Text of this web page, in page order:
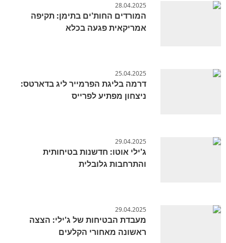
28.04.2025
המורדים החות'ים בתימן: תקיפה
אמריקאית פגעה בכלא
25.04.2025
דרמה בליגת הפרמייר ליג בדארטס:
ניצחון מפתיע לפרייס
29.04.2025
ג'ילי אוטו: חדשנות בטיחותית
והתרחבות גלובלית
29.04.2025
מעבדת הבטיחות של ג'ילי: הצצה
ראשונה מאחורי הקלעים